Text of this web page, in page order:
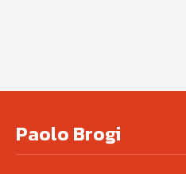
Paolo Brogi